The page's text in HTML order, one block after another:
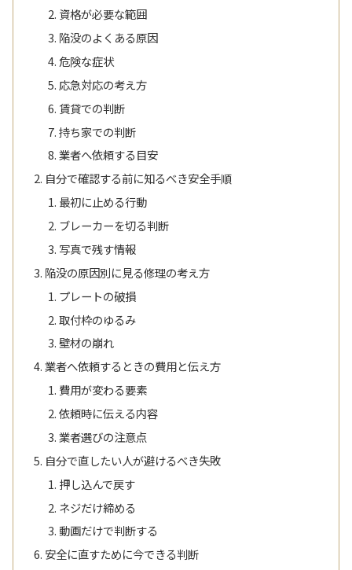
資格が必要な範囲
陥没のよくある原因
危険な症状
応急対応の考え方
賃貸での判断
持ち家での判断
業者へ依頼する目安
自分で確認する前に知るべき安全手順
最初に止める行動
ブレーカーを切る判断
写真で残す情報
陥没の原因別に見る修理の考え方
プレートの破損
取付枠のゆるみ
壁材の崩れ
業者へ依頼するときの費用と伝え方
費用が変わる要素
依頼時に伝える内容
業者選びの注意点
自分で直したい人が避けるべき失敗
押し込んで戻す
ネジだけ締める
動画だけで判断する
安全に直すために今できる判断